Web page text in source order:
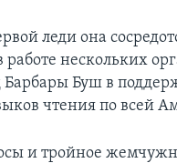
леди она
работе нескольких
Барбары Буш в
чтения по всей
и тройное